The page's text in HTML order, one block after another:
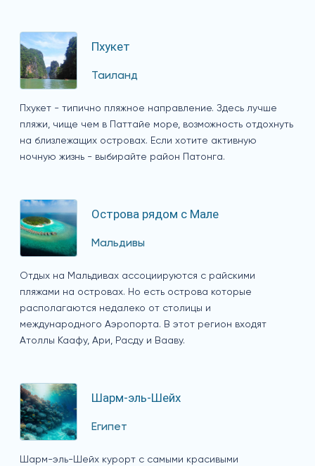
Пхукет
Таиланд
Пхукет - типично пляжное направление. Здесь лучше
пляжи, чище чем в Паттайе море, возможность отдохнуть
на близлежащих островах. Если хотите активную
ночную жизнь - выбирайте район Патонга.
Острова рядом с Мале
Мальдивы
Отдых на Мальдивах ассоциируются с райскими
пляжами на островах. Но есть острова которые
располагаются недалеко от столицы и
международного Аэропорта. В этот регион входят
Атоллы Каафу, Ари, Расду и Вааву.
Шарм-эль-Шейх
Египет
Шарм-эль-Шейх курорт с самыми красивыми